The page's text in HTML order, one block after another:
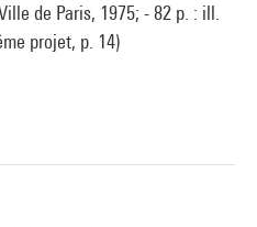
de Paris, 1975; - 82 p. : ill.
projet, p. 14)